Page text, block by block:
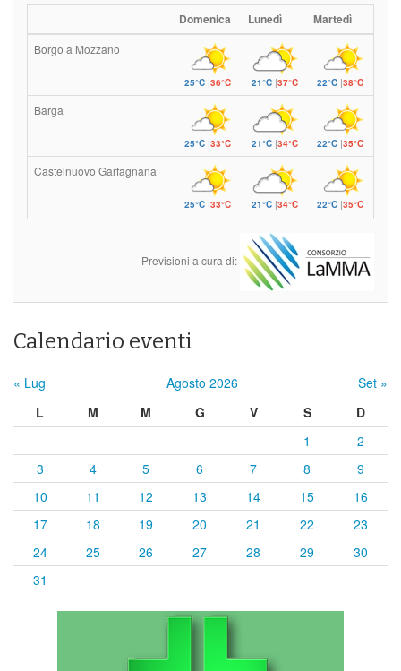
Domenica Lunedì Martedì
Borgo a Mozzano
25°C|36°C 21°C|37°C 22°C |38°C
Barga
25°C|33°C 21°C|34°C 22°C |35°C
Castelnuovo Garfagnana
25°C|33°C 21°C|34°C 22°C |35°C
Previsioni a cura di:
Calendario eventi
« Lug Agosto 2026
Set »
L
M M G V S
D
1
2
3
4 5 6 7 8
9
10
11 12 13 14 15
16
17
18 19 20 21 22
23
24
25 26 27 28 29
30
31